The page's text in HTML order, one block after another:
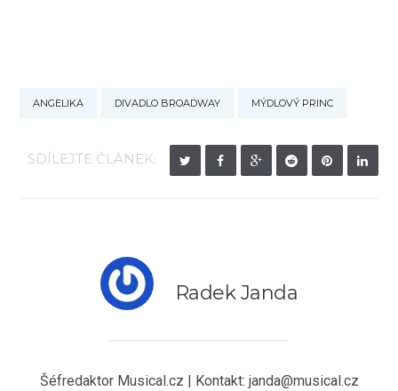
ANGELIKA DIVADLO BROADWAY MÝDLOVÝ PRINC
SDÍLEJTE ČLÁNEK:
Radek Janda
Šéfredaktor Musical.cz | Kontakt: janda@musical.cz